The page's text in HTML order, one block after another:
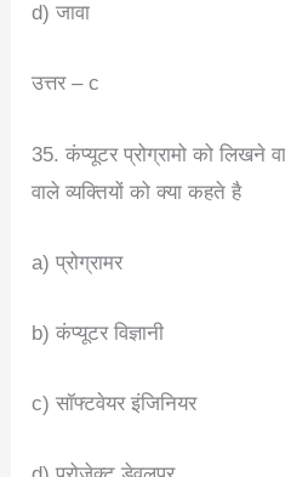
d) जावा
उत्तर – c
35. कंप्यूटर प्रोग्रामो को लिखने
वाले व्यक्तियों को क्या कहते है
a) प्रोग्रामर
b) कंप्यूटर विज्ञानी
c) सॉफ्टवेयर इंजिनियर